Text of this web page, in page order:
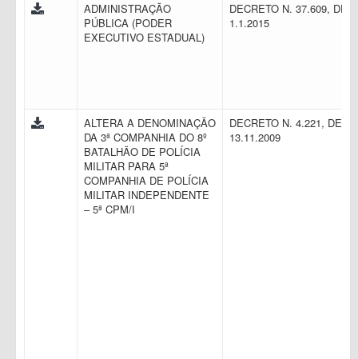
ADMINISTRAÇÃO
PÚBLICA (PODER
EXECUTIVO ESTADUAL)
DECRETO N. 37.609, DE
1.1.2015
ALTERA A DENOMINAÇÃO
DA 3ª COMPANHIA DO 8º
BATALHÃO DE POLÍCIA
MILITAR PARA 5ª
COMPANHIA DE POLÍCIA
MILITAR INDEPENDENTE
– 5ª CPM/I
DECRETO N. 4.221, DE
13.11.2009